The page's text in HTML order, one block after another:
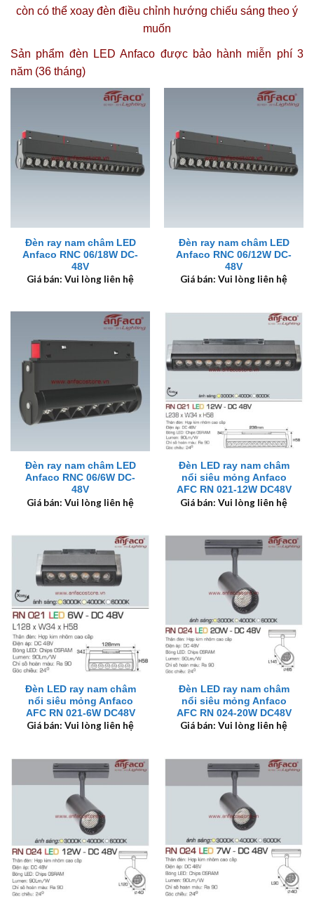
còn có thể xoay đèn điều chỉnh hướng chiếu sáng theo ý
muốn
Sản phẩm đèn LED Anfaco được bảo hành miễn phí 3
năm (36 tháng)
Đèn ray nam châm LED
Anfaco RNC 06/18W DC-
48V
Giá bán: Vui lòng liên hệ
Đèn ray nam châm LED
Anfaco RNC 06/12W DC-
48V
Giá bán: Vui lòng liên hệ
Đèn ray nam châm LED
Anfaco RNC 06/6W DC-
48V
Giá bán: Vui lòng liên hệ
Đèn LED ray nam châm
nổi siêu mỏng Anfaco
AFC RN 021-12W DC48V
Giá bán: Vui lòng liên hệ
Đèn LED ray nam châm
nổi siêu mỏng Anfaco
AFC RN 021-6W DC48V
Giá bán: Vui lòng liên hệ
Đèn LED ray nam châm
nổi siêu mỏng Anfaco
AFC RN 024-20W DC48V
Giá bán: Vui lòng liên hệ